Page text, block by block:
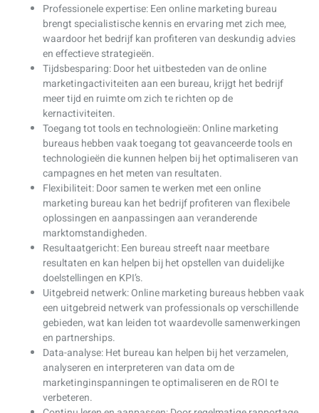
Professionele expertise: Een online marketing bureau
brengt specialistische kennis en ervaring met zich mee,
waardoor het bedrijf kan profiteren van deskundig advies
en effectieve strategieën.
Tijdsbesparing: Door het uitbesteden van de online
marketingactiviteiten aan een bureau, krijgt het bedrijf
meer tijd en ruimte om zich te richten op de
kernactiviteiten.
Toegang tot tools en technologieën: Online marketing
bureaus hebben vaak toegang tot geavanceerde tools en
technologieën die kunnen helpen bij het optimaliseren van
campagnes en het meten van resultaten.
Flexibiliteit: Door samen te werken met een online
marketing bureau kan het bedrijf profiteren van flexibele
oplossingen en aanpassingen aan veranderende
marktomstandigheden.
Resultaatgericht: Een bureau streeft naar meetbare
resultaten en kan helpen bij het opstellen van duidelijke
doelstellingen en KPI’s.
Uitgebreid netwerk: Online marketing bureaus hebben vaak
een uitgebreid netwerk van professionals op verschillende
gebieden, wat kan leiden tot waardevolle samenwerkingen
en partnerships.
Data-analyse: Het bureau kan helpen bij het verzamelen,
analyseren en interpreteren van data om de
marketinginspanningen te optimaliseren en de ROI te
verbeteren.